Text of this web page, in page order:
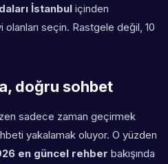
İstanbul içinden
seçin. Rastgele değil, 10
doğru sohbet
sadece zaman geçirmek
yakalamak oluyor. O yüzden
en güncel rehber bakışında